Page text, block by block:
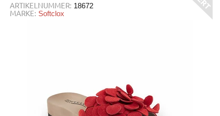
ARTIKELNUMMER: 18672
MARKE: Softclox